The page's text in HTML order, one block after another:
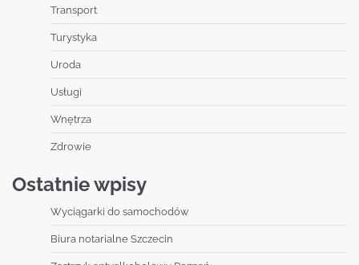
Transport
Turystyka
Uroda
Usługi
Wnętrza
Zdrowie
Ostatnie wpisy
Wyciągarki do samochodów
Biura notarialne Szczecin